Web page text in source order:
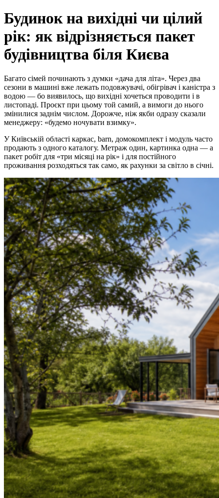
Будинок на вихідні чи цілий
рік: як відрізняється пакет
будівництва біля Києва
Багато сімей починають з думки «дача для літа». Через два
сезони в машині вже лежать подовжувачі, обігрівач і каністра з
водою — бо виявилось, що вихідні хочеться проводити і в
листопаді. Проєкт при цьому той самий, а вимоги до нього
змінилися заднім числом. Дорожче, ніж якби одразу сказали
менеджеру: «будемо ночувати взимку».
У Київській області каркас, barn, домокомплект і модуль часто
продають з одного каталогу. Метраж один, картинка одна — а
пакет робіт для «три місяці на рік» і для постійного
проживання розходяться так само, як рахунки за світло в січні.